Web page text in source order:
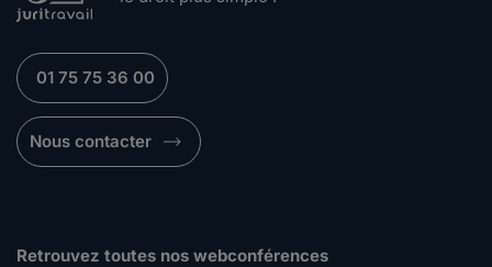
01 75 75 36 00
Nous contacter
Retrouvez toutes nos webconférences